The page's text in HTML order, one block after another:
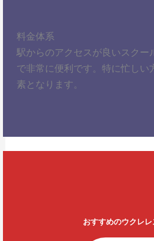
料金体系
駅からのアクセスが良いスクー
で非常に便利です。特に忙しい
素となります。
おすすめのウクレ